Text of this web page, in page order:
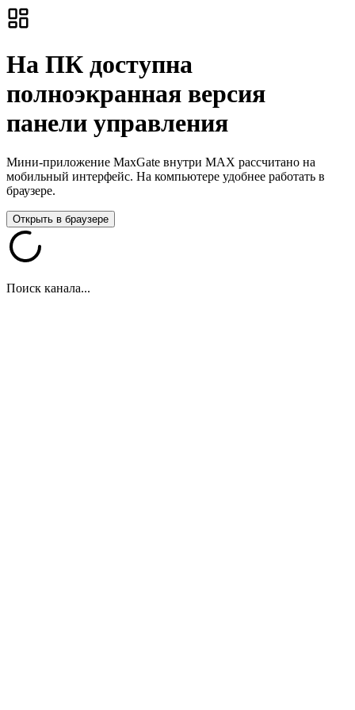
На ПК доступна
полноэкранная версия
панели управления
Мини-приложение MaxGate внутри MAX рассчитано на
мобильный интерфейс. На компьютере удобнее работать в
браузере.
Открыть в браузере
Поиск канала...